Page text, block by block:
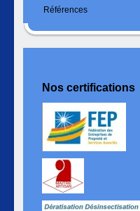
Références
Nos certifications